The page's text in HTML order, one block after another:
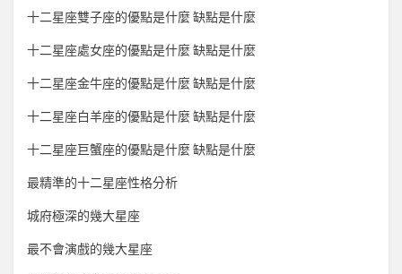
十二星座雙子座的優點是什麼 缺點是什麼
十二星座處女座的優點是什麼 缺點是什麼
十二星座金牛座的優點是什麼 缺點是什麼
十二星座白羊座的優點是什麼 缺點是什麼
十二星座巨蟹座的優點是什麼 缺點是什麼
最精準的十二星座性格分析
城府極深的幾大星座
最不會演戲的幾大星座